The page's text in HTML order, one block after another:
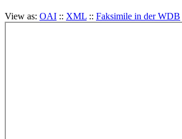
View as: OAI :: XML :: Faksimile in der WDB